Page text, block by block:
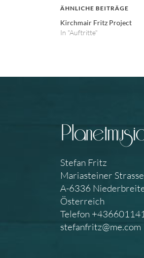
ÄHNLICHE BEITRÄGE
Kirchmair Fritz Project
In "Auftritte"
Stefan Fritz
Mariasteiner
A-6336
Österreich
Telefon
stefanfritz@me.com